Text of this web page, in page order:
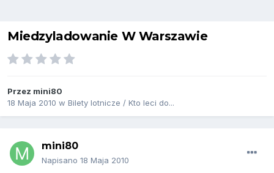
Miedzyladowanie W Warszawie
Przez mini80
18 Maja 2010 w Bilety lotnicze / Kto leci do...
mini80
Napisano 18 Maja 2010